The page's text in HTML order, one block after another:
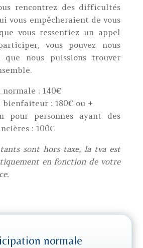
rencontrez des difficultés
vous empêcheraient de vous
vous ressentiez un appel
vous pouvez nous
nous puissions trouver
: 140€
: 180€ ou +
pour personnes ayant des
: 100€
sont hors taxe, la tva est
en fonction de votre
normale